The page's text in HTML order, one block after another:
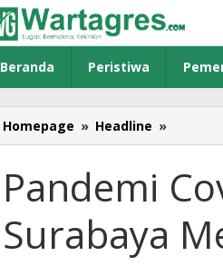
Beranda Peristiwa
Homepage » Headline »
Covid-
Stok
Darah
PMI
Pandemi
Surabaya